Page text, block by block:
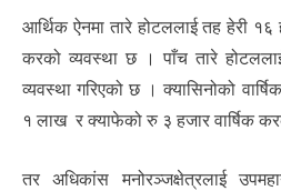
आर्थिक ऐनमा तारे होटललाई तह हेरी
करको व्यवस्था छ । पाँच तारे
व्यवस्था गरिएको छ । क्यासिनोको
१ लाख र क्याफेको रु ३ हजार वार्षिक
तर अधिकांस मनोरञ्जक्षेत्रलाई